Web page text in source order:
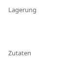
Lagerung
Zutaten